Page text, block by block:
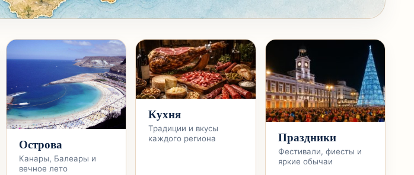
Острова
Канары, Балеары и
вечное лето
Кухня
Традиции и вкусы
каждого региона
Праздники
Фестивали, фиесты и
яркие обычаи